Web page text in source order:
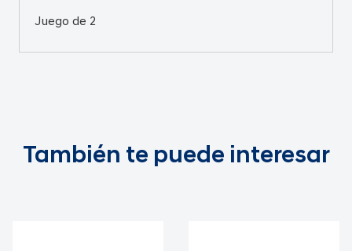
Juego de 2
También te puede interesar